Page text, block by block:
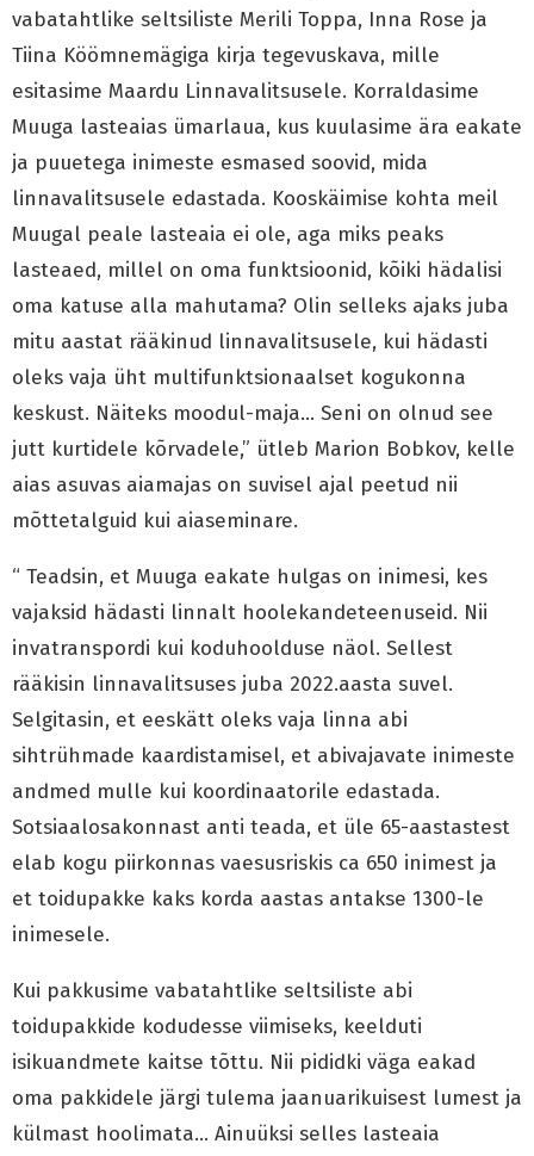
vabatahtlike seltsiliste Merili Toppa, Inna Rose ja
Tiina Köömnemägiga kirja tegevuskava, mille
esitasime Maardu Linnavalitsusele. Korraldasime
Muuga lasteaias ümarlaua, kus kuulasime ära eakate
ja puuetega inimeste esmased soovid, mida
linnavalitsusele edastada. Kooskäimise kohta meil
Muugal peale lasteaia ei ole, aga miks peaks
lasteaed, millel on oma funktsioonid, kõiki hädalisi
oma katuse alla mahutama? Olin selleks ajaks juba
mitu aastat rääkinud linnavalitsusele, kui hädasti
oleks vaja üht multifunktsionaalset kogukonna
keskust. Näiteks moodul-maja… Seni on olnud see
jutt kurtidele kõrvadele,” ütleb Marion Bobkov, kelle
aias asuvas aiamajas on suvisel ajal peetud nii
mõttetalguid kui aiaseminare.
“ Teadsin, et Muuga eakate hulgas on inimesi, kes
vajaksid hädasti linnalt hoolekandeteenuseid. Nii
invatranspordi kui koduhoolduse näol. Sellest
rääkisin linnavalitsuses juba 2022.aasta suvel.
Selgitasin, et eeskätt oleks vaja linna abi
sihtrühmade kaardistamisel, et abivajavate inimeste
andmed mulle kui koordinaatorile edastada.
Sotsiaalosakonnast anti teada, et üle 65-aastastest
elab kogu piirkonnas vaesusriskis ca 650 inimest ja
et toidupakke kaks korda aastas antakse 1300-le
inimesele.
Kui pakkusime vabatahtlike seltsiliste abi
toidupakkide kodudesse viimiseks, keelduti
isikuandmete kaitse tõttu. Nii pididki väga eakad
oma pakkidele järgi tulema jaanuarikuisest lumest ja
külmast hoolimata… Ainuüksi selles lasteaia